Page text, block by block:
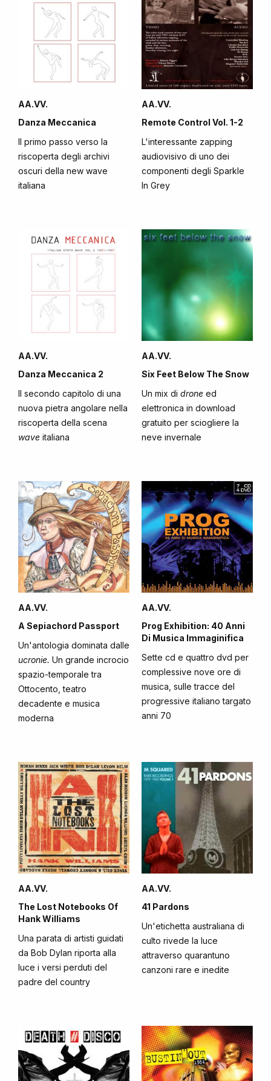
AA.VV.
Danza Meccanica
Il primo passo verso la
riscoperta degli archivi
oscuri della new wave
italiana
AA.VV.
Remote Control Vol. 1-2
L'interessante zapping
audiovisivo di uno dei
componenti degli Sparkle
In Grey
AA.VV.
Danza Meccanica 2
Il secondo capitolo di una
nuova pietra angolare nella
riscoperta della scena
wave italiana
AA.VV.
Six Feet Below The Snow
Un mix di drone ed
elettronica in download
gratuito per sciogliere la
neve invernale
AA.VV.
A Sepiachord Passport
Un'antologia dominata dalle
ucronie. Un grande incrocio
spazio-temporale tra
Ottocento, teatro
decadente e musica
moderna
AA.VV.
Prog Exhibition: 40 Anni
Di Musica Immaginifica
Sette cd e quattro dvd per
complessive nove ore di
musica, sulle tracce del
progressive italiano targato
anni 70
AA.VV.
The Lost Notebooks Of
Hank Williams
Una parata di artisti guidati
da Bob Dylan riporta alla
luce i versi perduti del
padre del country
AA.VV.
41 Pardons
Un'etichetta australiana di
culto rivede la luce
attraverso quarantuno
canzoni rare e inedite